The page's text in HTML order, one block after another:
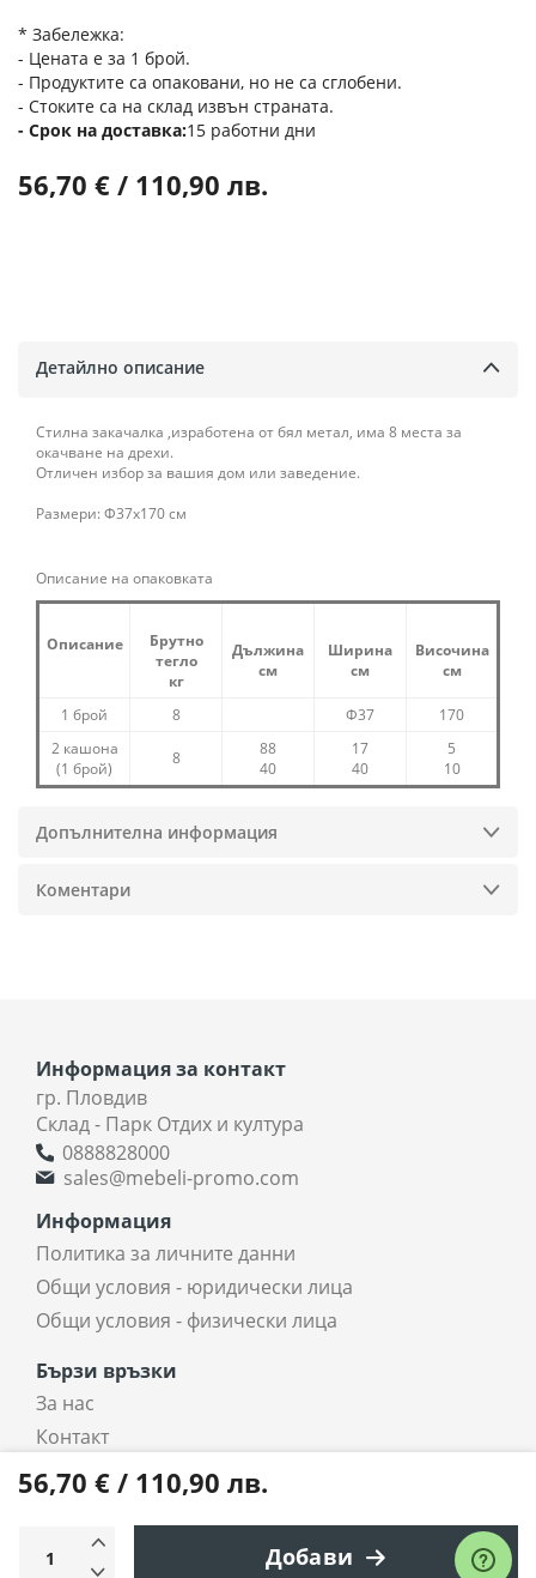
* Забележка:
- Цената е за 1 брой.
- Продуктите са опаковани, но не са сглобени.
- Стоките са на склад извън страната.
Срок на доставка 15 работни дни
56,70 € / 110,90 лв.
56,70 € / 110,90 лв.
Добави
Детайлно описание
Стилна закачалка ,изработена от бял метал, има 8 места за
окачване на дрехи.
Отличен избор за вашия дом или заведение.
Размери: Ф37х170 см
Описание на опаковката
Описание
Брутно
тегло
кг
Дължина
см
Ширина
см
Височина
см
1 брой 8 Ф37
170
2 кашона
(1 брой)
8
88
40
17
40
5
10
Допълнителна информация
Коментари
Информация за контакт
гр. Пловдив
Склад - Парк Отдих и култура
0888828000
sales@mebeli-promo.com
Информация
Политика за личните данни
Общи условия - юридически лица
Общи условия - физически лица
Бързи връзки
За нас
Контакт
coradi.bg - интернет магазин
Всички права запазени © 2025 coradi.bg
Електронен магазин